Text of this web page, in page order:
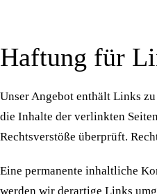
Haftung für
Unser Angebot enthält Links
die Inhalte der verlinkten
Rechtsverstöße überprüft.
Eine permanente inhaltliche
werden wir derartige Links